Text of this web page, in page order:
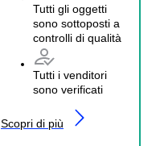
Tutti gli oggetti
sono sottoposti a
controlli di qualità
Tutti i venditori
sono verificati
Scopri di più